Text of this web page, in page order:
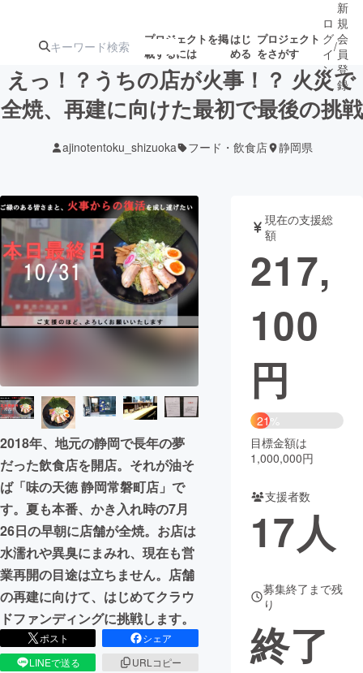
プロジェクトを掲
載するには
はじ
める
プロジェクト
をさがす
ターン
ジェクト
募集終了が近いプ
ロジェクト
されます
アート・写真 音楽
テクノロジー・ガジェット ゲーム・サ
映像・映画
ビジネス・起業
まちづくり・地域活性化
CAMPFIRE for Social Good
CAMPFIRE Creation
CAMPFIREふるさと納税machi-ya コミュニティ
ロ
グ
イ
ン
/
新
規
会
員
登
録
えっ！？うちの店が火事！？ 火災で
全焼、再建に向けた最初で最後の挑戦
ajinotentoku_shizuoka フード・飲食店 静岡県
2018年、地元の静岡で長年の夢
だった飲食店を開店。それが油そ
ば「味の天徳 静岡常磐町店」で
す。夏も本番、かき入れ時の7月
26日の早朝に店舗が全焼。お店は
水濡れや異臭にまみれ、現在も営
業再開の目途は立ちません。店舗
の再建に向けて、はじめてクラウ
ドファンディングに挑戦します。
ポスト
シェア
LINEで送る
URLコピー
現在の支援総
額
217,
100
円
21%
目標金額は
1,000,000円
支援者数
17人
募集終了まで残
り
終了